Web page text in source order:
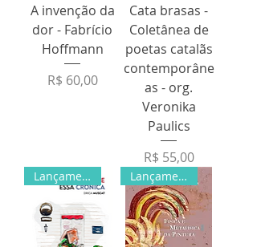
A invenção da
dor - Fabrício
Hoffmann
Preço
R$ 60,00
Cata brasas -
Coletânea de
poetas catalãs
contemporâne
as - org.
Veronika
Paulics
Preço
R$ 55,00
Lançamento Lançamento